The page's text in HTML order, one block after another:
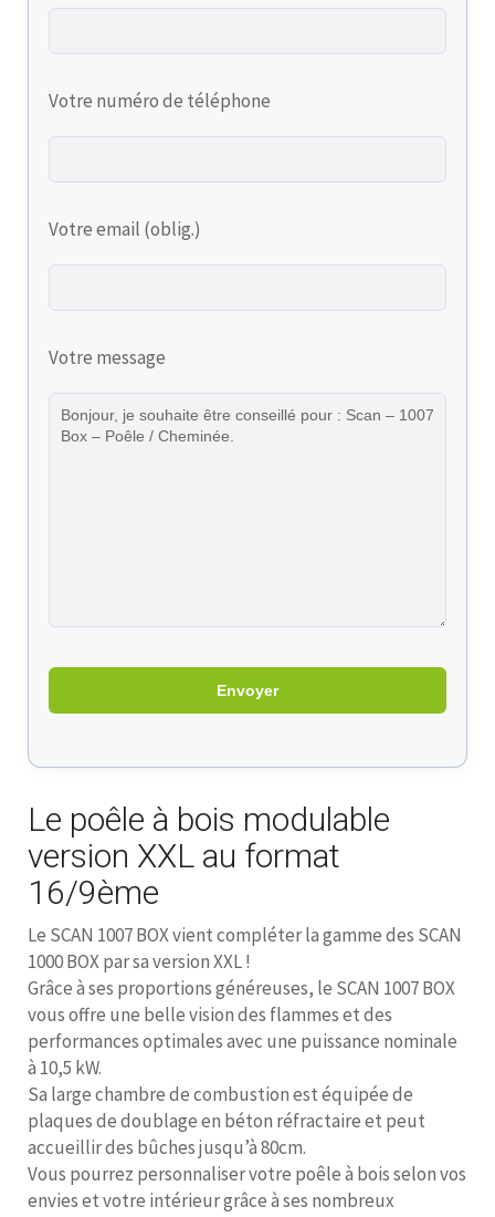
Votre numéro de téléphone
Votre email (oblig.)
Votre message
Le poêle à bois modulable
version XXL au format
16/9ème
Le SCAN 1007 BOX vient compléter la gamme des SCAN
1000 BOX par sa version XXL !
Grâce à ses proportions généreuses, le SCAN 1007 BOX
vous offre une belle vision des flammes et des
performances optimales avec une puissance nominale
à 10,5 kW.
Sa large chambre de combustion est équipée de
plaques de doublage en béton réfractaire et peut
accueillir des bûches jusqu’à 80cm.
Vous pourrez personnaliser votre poêle à bois selon vos
envies et votre intérieur grâce à ses nombreux